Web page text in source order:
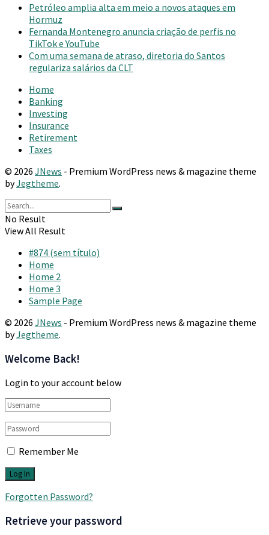
Petróleo amplia alta em meio a novos ataques em
Hormuz
Fernanda Montenegro anuncia criação de perfis no
TikTok e YouTube
Com uma semana de atraso, diretoria do Santos
regulariza salários da CLT
Home
Banking
Investing
Insurance
Retirement
Taxes
© 2026 JNews - Premium WordPress news & magazine theme
byJegtheme.
No Result
View All Result
#874 (sem título)
Home
Home 2
Home 3
Sample Page
© 2026 JNews - Premium WordPress news & magazine theme
byJegtheme.
Welcome Back!
Login to your account below
Remember Me
Forgotten Password?
Retrieve your password